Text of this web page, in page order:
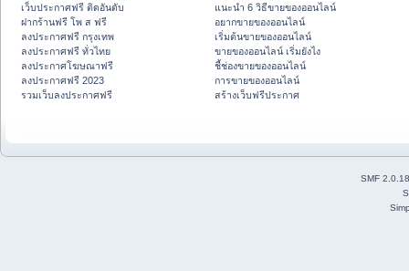
เว็บประกาศฟรี ติดอันดับ
ฝากร้านฟรี โพ ส ฟรี
ลงประกาศฟรี กรุงเทพ
ลงประกาศฟรี ทั่วไทย
ลงประกาศโฆษณาฟรี
ลงประกาศฟรี 2023
รวมเว็บลงประกาศฟรี
แนะนำ 6 วิธีขายของออนไลน์
อยากขายของออนไลน์
เริ่มต้นขายของออนไลน์
ขายของออนไลน์ เริ่มยังไง
ชี้ช่องขายของออนไลน์
การขายของออนไลน์
สร้างเว็บฟรีประกาศ
SMF 2.0.18